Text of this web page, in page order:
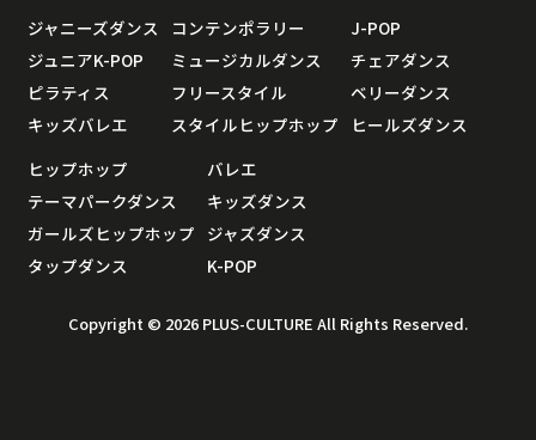
ジャニーズダンス
ジュニアK-POP
ピラティス
キッズバレエ
コンテンポラリー
ミュージカルダンス
フリースタイル
スタイルヒップホップ
J-POP
チェアダンス
ベリーダンス
ヒールズダンス
ヒップホップ
テーマパークダンス
ガールズヒップホップ
タップダンス
バレエ
キッズダンス
ジャズダンス
K-POP
Copyright © 2026 PLUS-CULTURE All Rights Reserved.